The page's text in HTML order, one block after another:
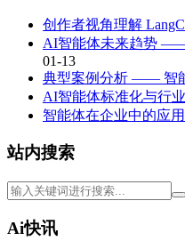
创作者视角理解
AI智能体未来趋势
01-13
典型案例分析 —— 智
AI智能体标准化与行
智能体在企业中的应
站内搜索
Ai快讯